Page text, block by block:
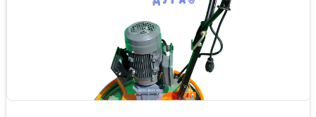
заказу. Шпаклевочный агрегат эксплуатируется в районах с
умеренным климатом. Работа агрегата основана на способности
винтового насоса развивать регулируемое давление до 2 мПа и
тем самым подавать шпаклевочные составы к месту
производства работ. СО-150Б может использоваться, как
штукатурная станция (в составе). Агрегат поставляется с
комплектом принадлежностей, необходимых для работы на